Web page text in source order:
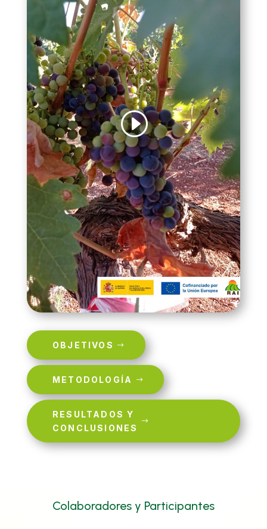
OBJETIVOS
METODOLOGÍA
RESULTADOS Y
CONCLUSIONES
Colaboradores y Participantes